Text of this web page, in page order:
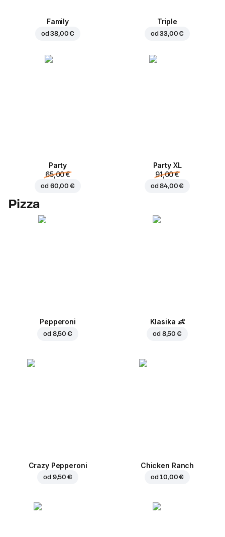
Family
od38,00 €
Triple
od33,00 €
Party
65,00 €
od 60,00 €
Party XL
91,00 €
od84,00 €
Pizza
Pepperoni
od 8,50 €
Klasika 👶
od 8,50 €
Crazy Pepperoni
od 9,50 €
Chicken Ranch
od10,00 €